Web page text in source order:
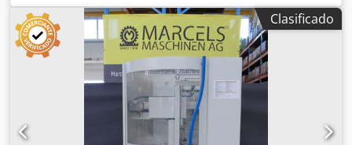
Makino PS 95. La revista fue dañado con un gancho de
grúa al descargar la máquina de la caja de transporte. La
pieza de fundición está rota en la parte superior y algunos
potes de herramientas están dañados. Se puede reparar o
utilizar como portapiezas de repuesto. Dwedpfx Aovfdvbsh
Clasificado